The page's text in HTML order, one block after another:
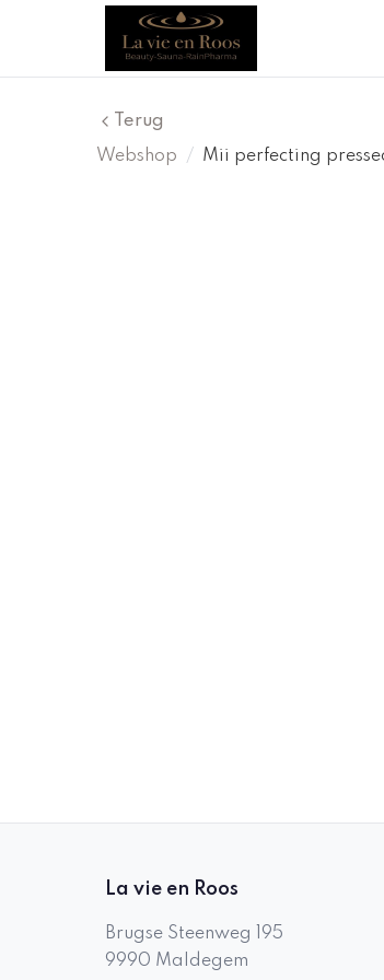
Terug
Webshop
/ Mii perfecting
La vie en Roos
Brugse Steenweg 195
9990 Maldegem